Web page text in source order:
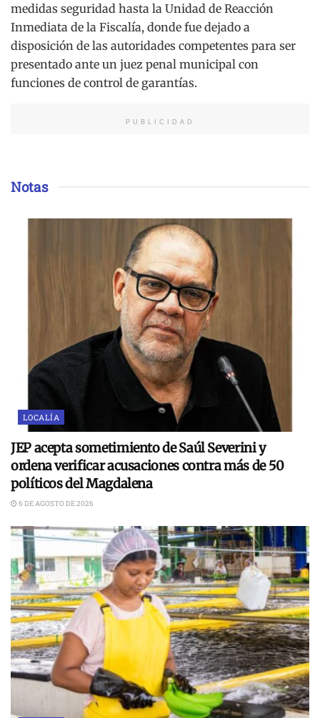
medidas seguridad hasta la Unidad de Reacción
Inmediata de la Fiscalía, donde fue dejado a
disposición de las autoridades competentes para ser
presentado ante un juez penal municipal con
funciones de control de garantías.
PUBLICIDAD
Notas
LOCALÍA
JEP acepta sometimiento de Saúl Severini y
ordena verificar acusaciones contra más de 50
políticos del Magdalena
6 DE AGOSTO DE 2026